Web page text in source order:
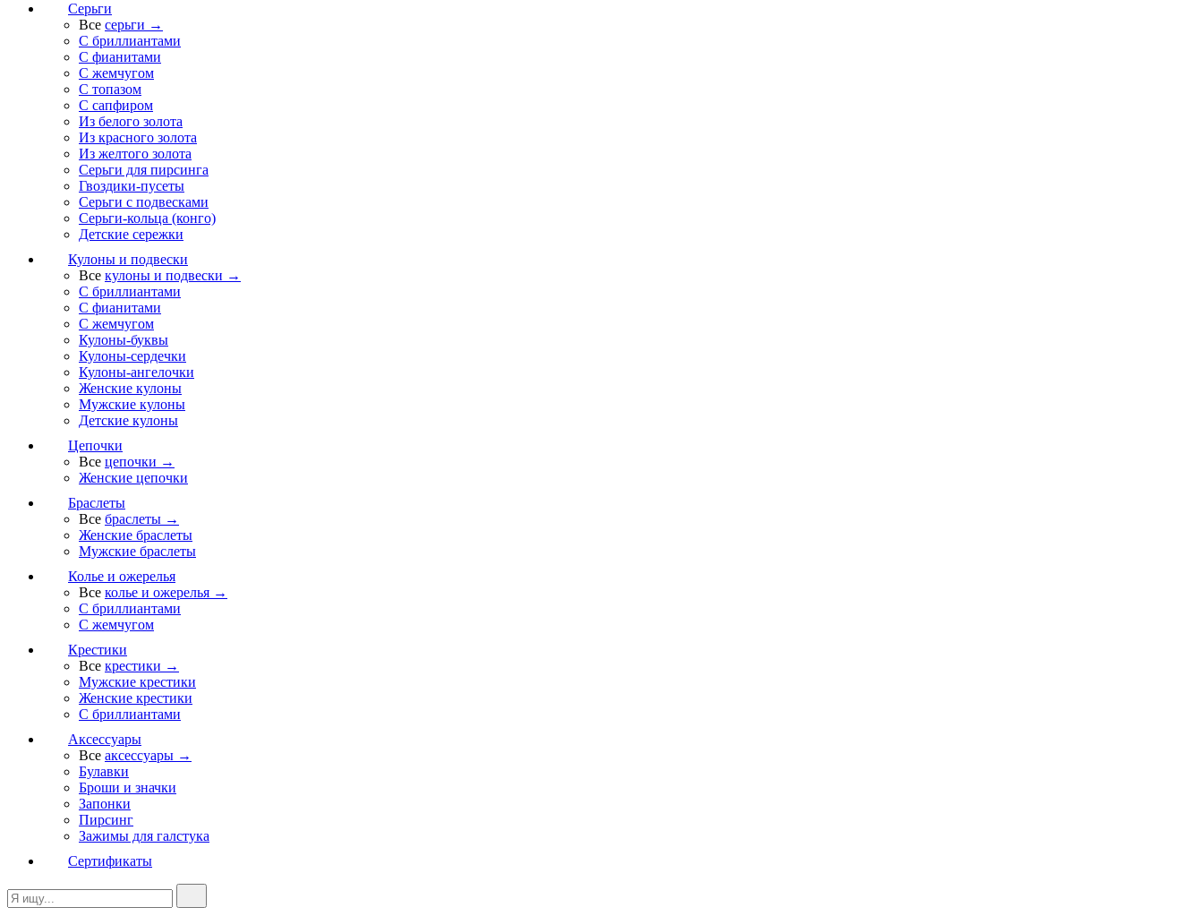
Серьги
Все серьги →
С бриллиантами
С фианитами
С жемчугом
С топазом
С сапфиром
Из белого золота
Из красного золота
Из желтого золота
Серьги для пирсинга
Гвоздики-пусеты
Серьги с подвесками
Серьги-кольца (конго)
Детские сережки
Кулоны и подвески
Все кулоны и подвески →
С бриллиантами
С фианитами
С жемчугом
Кулоны-буквы
Кулоны-сердечки
Кулоны-ангелочки
Женские кулоны
Мужские кулоны
Детские кулоны
Цепочки
Все цепочки →
Женские цепочки
Браслеты
Все браслеты →
Женские браслеты
Мужские браслеты
Колье и ожерелья
Все колье и ожерелья →
С бриллиантами
С жемчугом
Крестики
Все крестики →
Мужские крестики
Женские крестики
С бриллиантами
Аксессуары
Все аксессуары →
Булавки
Броши и значки
Запонки
Пирсинг
Зажимы для галстука
Сертификаты